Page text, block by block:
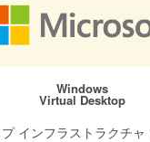
Windows
Virtual Desktop
インフラストラクチャ